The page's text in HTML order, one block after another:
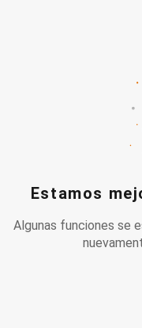
Estamos
Algunas funciones se